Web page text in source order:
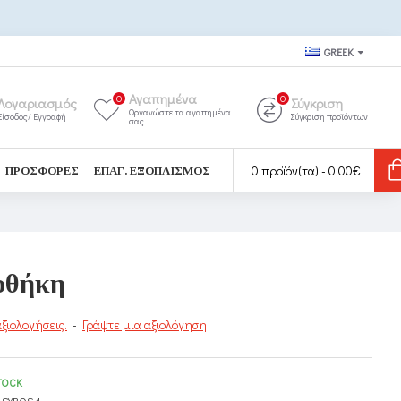
GREEK
Εγγραφή
Αγαπημένα
Οργανώστε τα αγαπημένα
σας
0 Σύγκριση
Σύγκριση προϊόντων
0
ΠΡΟΣΦΟΡΈΣ ΕΠΑΓ. ΕΞΟΠΛΙΣΜΌΣ 0 προϊόν(τα) - 0,00€
- Γράψτε μια αξιολόγηση